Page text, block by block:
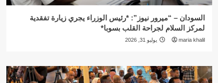
السودان – “ميرور نيوز”: *رئيس الوزراء يجري زيارة تفقدية
لمركز السلام لجراحة القلب بسوبا*
maria khalil يوليو 31, 2026